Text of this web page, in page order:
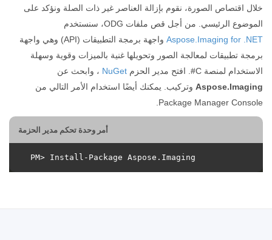
خلال اقتصاص الصورة، نقوم بإزالة العناصر غير ذات الصلة ونؤكد على
الموضوع الرئيسي. من أجل قص ملفات ODG، سنستخدم
Aspose.Imaging for .NET
واجهة برمجة التطبيقات (API) وهي واجهة
برمجة تطبيقات لمعالجة الصور وتحويلها غنية بالميزات وقوية وسهلة
الاستخدام لمنصة C#. افتح مدير الحزم
NuGet ، وابحث عن
Aspose.Imaging وتركيب. يمكنك أيضًا استخدام الأمر التالي من
Package Manager Console.
أمر وحدة تحكم مدير الحزمة